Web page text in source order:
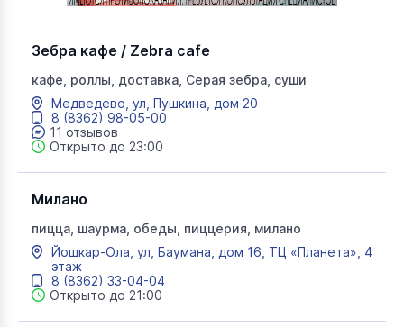
Зебра кафе / Zebra cafe
кафе, роллы, доставка, Серая зебра, суши
Медведево, ул, Пушкина, дом 20
8 (8362) 98-05-00
11 отзывов
Открыто до 23:00
Милано
пицца, шаурма, обеды, пиццерия, милано
Йошкар-Ола, ул, Баумана, дом 16, ТЦ «Планета», 4
этаж
8 (8362) 33-04-04
Открыто до 21:00